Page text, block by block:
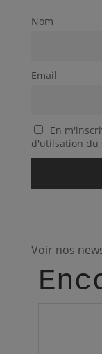
Nom
Email
En
d'utilsation du
Voir nos